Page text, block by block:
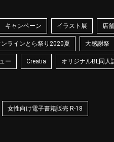
キャンペーン イラスト展 店
ラインとら祭り2020夏 大感謝祭
ー Creatia オリジナルBL同人
女性向け電子書籍販売 R-18